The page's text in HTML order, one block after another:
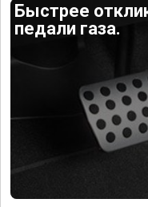
Быстрее
педали газа.